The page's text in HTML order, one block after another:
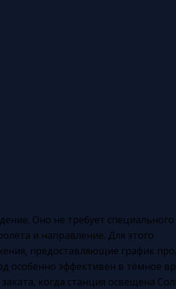
Оно не требует специального
и направление. Для этого
предоставляющие график
особенно эффективен в тёмное
когда станция освещена